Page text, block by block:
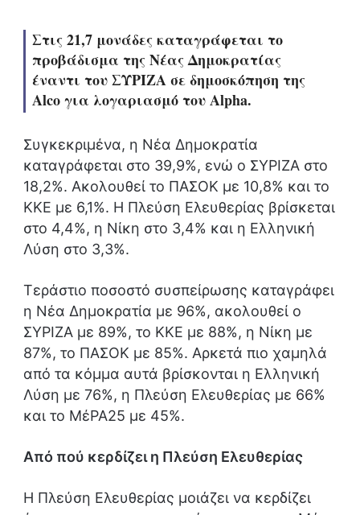
Στις 21,7 μονάδες καταγράφεται το
προβάδισμα της Νέας Δημοκρατίας
έναντι του ΣΥΡΙΖΑ σε δημοσκόπηση της
Alco για λογαριασμό του Alpha.
Συγκεκριμένα, η Νέα Δημοκρατία
καταγράφεται στο 39,9%, ενώ ο ΣΥΡΙΖΑ στο
18,2%. Ακολουθεί το ΠΑΣΟΚ με 10,8% και το
ΚΚΕ με 6,1%. Η Πλεύση Ελευθερίας βρίσκεται
στο 4,4%, η Νίκη στο 3,4% και η Ελληνική
Λύση στο 3,3%.
Τεράστιο ποσοστό συσπείρωσης καταγράφει
η Νέα Δημοκρατία με 96%, ακολουθεί ο
ΣΥΡΙΖΑ με 89%, το ΚΚΕ με 88%, η Νίκη με
87%, το ΠΑΣΟΚ με 85%. Αρκετά πιο χαμηλά
από τα κόμμα αυτά βρίσκονται η Ελληνική
Λύση με 76%, η Πλεύση Ελευθερίας με 66%
και το ΜέΡΑ25 με 45%.
Από πού κερδίζει η Πλεύση Ελευθερίας
Η Πλεύση Ελευθερίας μοιάζει να κερδίζει